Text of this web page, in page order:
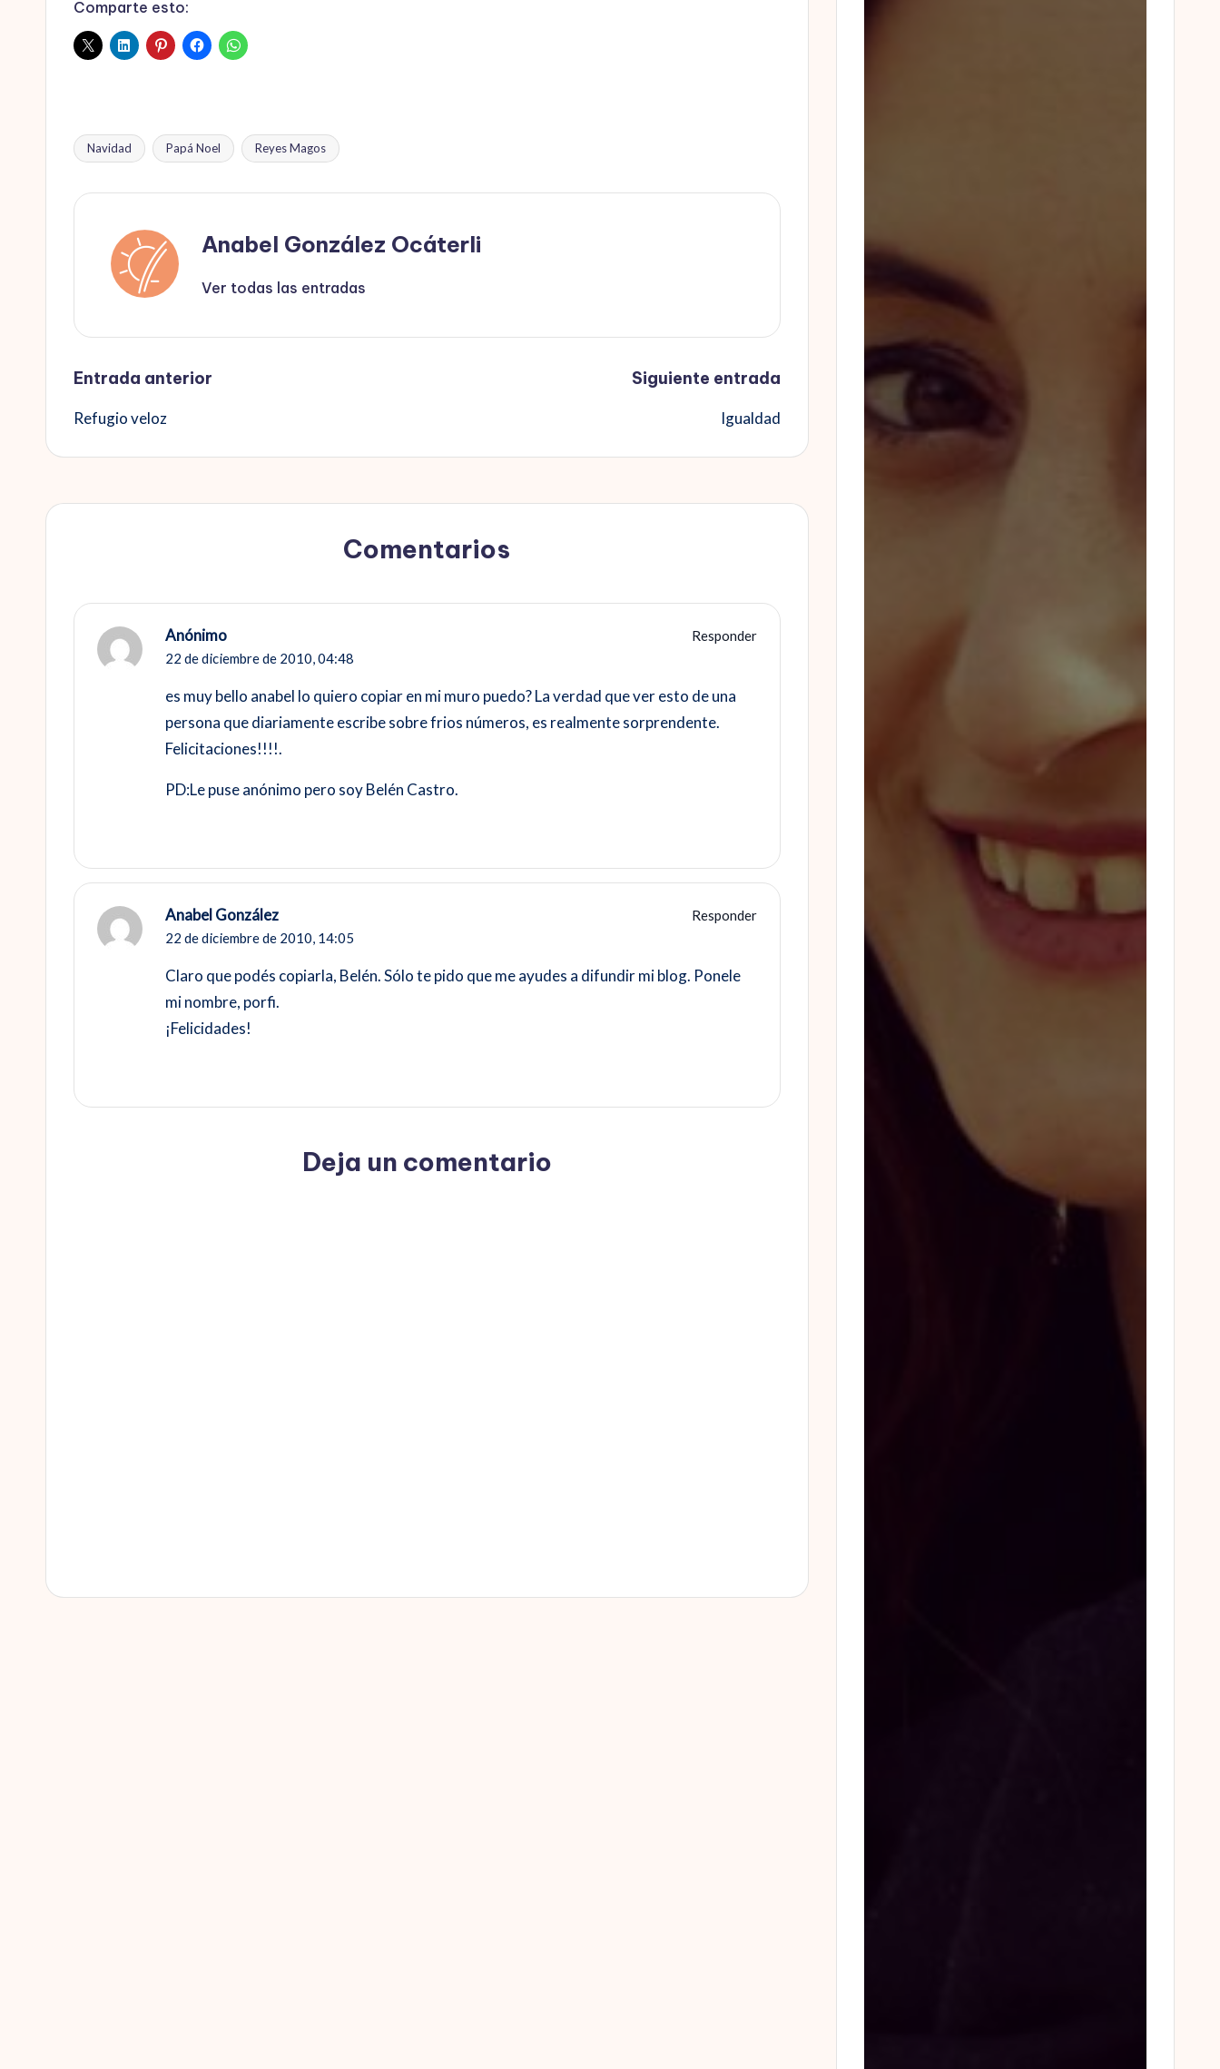
Comparte esto:
Etiquetas:
Navidad Papá Noel Reyes Magos
Anabel González Ocáterli
Ver todas las entradas
Navegación
de
Entrada anterior
Refugio veloz
Siguiente entrada
Igualdad
Comentarios
Anónimo
Responder
22 de diciembre de 2010,04:48
es muy bello anabel lo quiero copiar en mi muro puedo? La verdad que ver esto de una
persona que diariamente escribe sobre frios números, es realmente sorprendente.
Felicitaciones!!!!.
PD:Le puse anónimo pero soy Belén Castro.
Anabel González
Responder
22 de diciembre de 2010, 14:05
Claro que podés copiarla, Belén. Sólo te pido que me ayudes a difundir mi blog. Ponele
mi nombre, porfi.
¡Felicidades!
Deja un comentario